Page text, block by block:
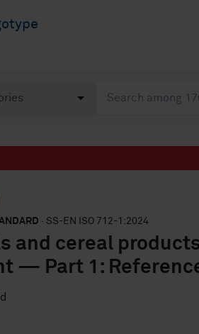
· SS-EN ISO 712-1:2024
and cereal
— Part 1: